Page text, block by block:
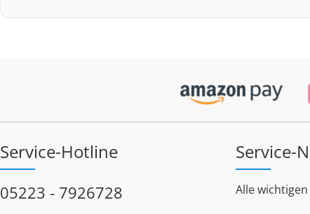
Service-Hotline
05223 - 7926728
Service-
Alle